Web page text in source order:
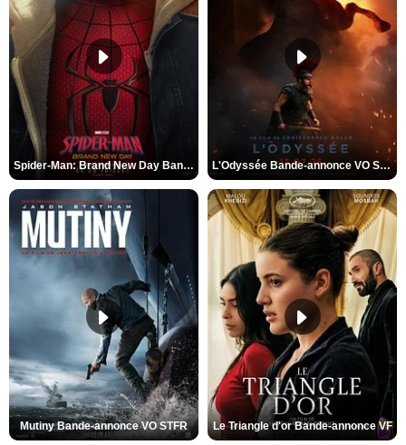
Spider-Man: Brand New Day Bande-annonce VO STFR L'Odyssée Bande-annonce VO STFR
Mutiny Bande-annonce VO STFR Le Triangle d'or Bande-annonce VF